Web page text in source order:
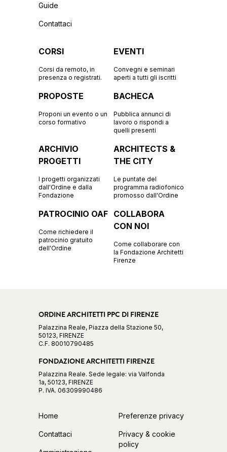
Guide
Contattaci
CORSI
Corsi da remoto, in
presenza o registrati.
EVENTI
Convegni e seminari
aperti a tutti gli iscritti
PROPOSTE
Proponi un evento o un
corso formativo
BACHECA
Pubblica annunci di
lavoro o rispondi a
quelli presenti
ARCHIVIO
PROGETTI
I progetti organizzati
dall'Ordine e dalla
Fondazione
ARCHITECTS &
THE CITY
Le puntate del
programma radiofonico
promosso dall'Ordine
PATROCINIO OAF
Come richiedere il
patrocinio gratuito
dell'Ordine
COLLABORA
CON NOI
Come collaborare con
la Fondazione Architetti
Firenze
ORDINE ARCHITETTI PPC DI FIRENZE
Palazzina Reale, Piazza della Stazione 50,
50123, FIRENZE
C.F. 80010790485
FONDAZIONE ARCHITETTI FIRENZE
Palazzina Reale. Sede legale: via Valfonda
1a, 50123, FIRENZE
P. IVA. 06309990486
Home
Contattaci
Preferenze privacy
Privacy & cookie
policy